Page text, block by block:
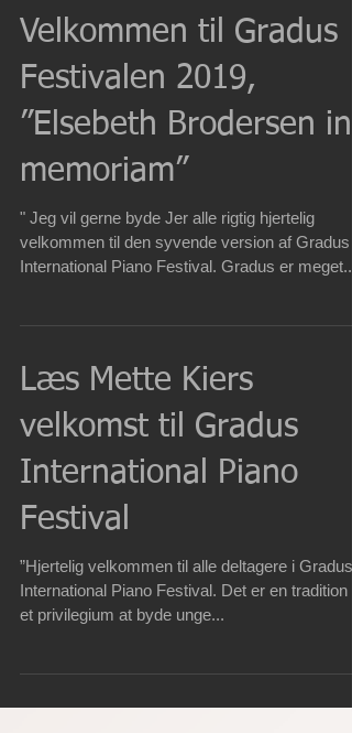
Velkommen til Gradus
Festivalen 2019,
”Elsebeth Brodersen in
memoriam”
velkommen til den syvende version af Gradus
Læs Mette Kiers
velkomst til Gradus
International Piano
Festival
International Piano Festival. Det er en tradition